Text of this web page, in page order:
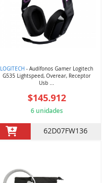
LOGITECH - Audífonos Gamer Logitech
G535 Lightspeed, Overear, Receptor
Usb ...
$145.912
6 unidades
62D07FW136